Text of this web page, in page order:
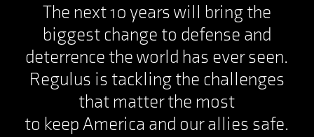
The next 10 years will bring the
biggest change to defense and
deterrence the world has ever seen.
Regulus is tackling the challenges
that matter the most
to keep America and our allies safe.